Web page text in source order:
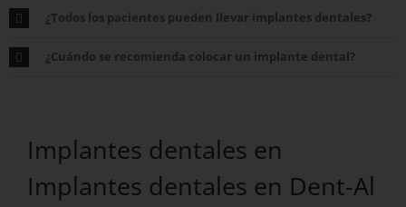
¿Todos los pacientes pueden llevar implantes dentales?
¿Cuándo se recomienda colocar un implante dental?
Implantes dentales en
Implantes dentales en Dent-Al